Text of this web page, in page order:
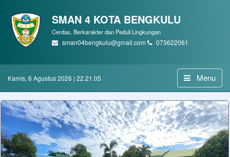
SMAN 4 KOTA BENGKULU
Cerdas, Berkarakter dan Peduli Lingkungan
sman04bengkulu@gmail.com 073622061
Kamis, 6 Agustus 2026 | 22.21.07 Menu